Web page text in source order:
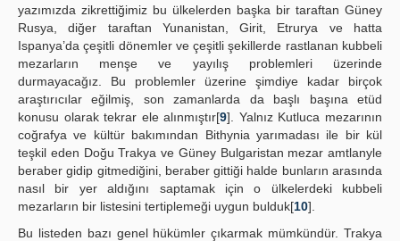
yazımızda zikrettiğimiz bu ülkelerden başka bir taraftan Güney
Rusya, diğer taraftan Yunanistan, Girit, Etrurya ve hatta
Ispanya’da çeşitli dönemler ve çeşitli şekillerde rastlanan kubbeli
mezarların menşe ve yayılış problemleri üzerinde
durmayacağız. Bu problemler üzerine şimdiye kadar birçok
araştırıcılar eğilmiş, son zamanlarda da başlı başına etüd
konusu olarak tekrar ele alınmıştır[9]. Yalnız Kutluca mezarının
coğrafya ve kültür bakımından Bithynia yarımadası ile bir kül
teşkil eden Doğu Trakya ve Güney Bulgaristan mezar amtlanyle
beraber gidip gitmediğini, beraber gittiği halde bunların arasında
nasıl bir yer aldığını saptamak için o ülkelerdeki kubbeli
mezarların bir listesini tertiplemeği uygun bulduk[10].
Bu listeden bazı genel hükümler çıkarmak mümkündür. Trakya